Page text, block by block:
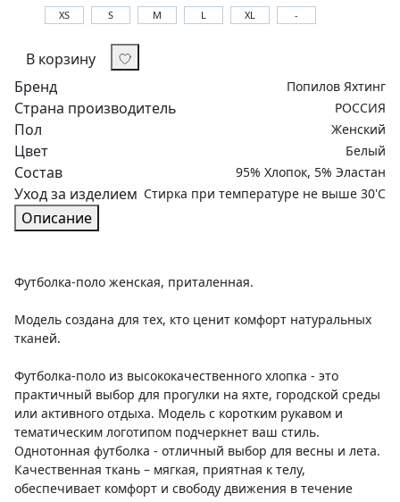
XS S M L XL -
В корзину
Бренд
Попилов Яхтинг
Страна производитель РОССИЯ
Пол Женский
Цвет Белый
Состав 95% Хлопок, 5% Эластан
Уход за изделием Стирка при температуре не выше 30'C
Описание
Футболка-поло женская, приталенная.
Модель создана для тех, кто ценит комфорт натуральных
тканей.
Футболка-поло из высококачественного хлопка - это
практичный выбор для прогулки на яхте, городской среды
или активного отдыха. Модель с коротким рукавом и
тематическим логотипом подчеркнет ваш стиль.
Однотонная футболка - отличный выбор для весны и лета.
Качественная ткань – мягкая, приятная к телу,
обеспечивает комфорт и свободу движения в течение